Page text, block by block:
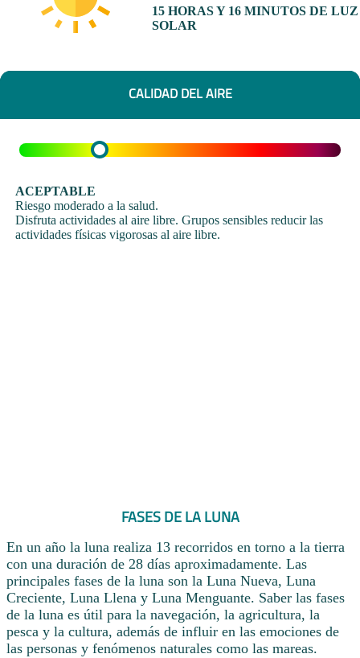
15 HORAS Y 16 MINUTOS DE LUZ
SOLAR
CALIDAD DEL AIRE
ACEPTABLE
Riesgo moderado a la salud.
Disfruta actividades al aire libre. Grupos sensibles reducir las
actividades físicas vigorosas al aire libre.
FASES DE LA LUNA
En un año la luna realiza 13 recorridos en torno a la tierra
con una duración de 28 días aproximadamente. Las
principales fases de la luna son la Luna Nueva, Luna
Creciente, Luna Llena y Luna Menguante. Saber las fases
de la luna es útil para la navegación, la agricultura, la
pesca y la cultura, además de influir en las emociones de
las personas y fenómenos naturales como las mareas.